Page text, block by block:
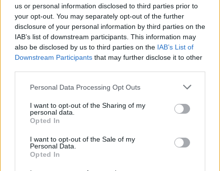
us or personal information disclosed to third parties prior to
your opt-out. You may separately opt-out of the further
disclosure of your personal information by third parties on the
IAB’s list of downstream participants. This information may
also be disclosed by us to third parties on the IAB’s List of
Downstream Participants that may further disclose it to other
Please note that this website/app uses one or more Google
not limited to your visit or usage behaviour. You may click to
grant or deny consent to Google and its third-party tags to
use your data for below specified purposes in below Google
consent section.
Personal Data Processing Opt Outs
I want to opt-out of the Sharing of my
personal data.
Opted In
I want to opt-out of the Sale of my
Personal Data.
Opted In
του Λιβάνου ANI μετέδωσε ότι ισραηλινές
αεροπορικές επιδρομές πραγματοποιήθηκαν
τόσο στον νότιο όσο και στον ανατολικό Λίβανο.
Παρά την εκεχειρία που τέθηκε σε εφαρμογή στις
τα αμοιβαία πλήγματα συνεχίζονται.
Σύμφωνα με καταμέτρηση του Γαλλικού
Πρακτορείου Ειδήσεων, που βασίζεται σε
περισσότεροι από 400 άνθρωποι έχουν σκοτωθεί
στον Λίβανο από ισραηλινά πλήγματα μετά την